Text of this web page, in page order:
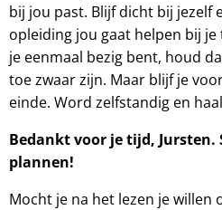
bij jou past. Blijf dicht bij jezelf
opleiding jou gaat helpen bij
je eenmaal bezig bent, houd
toe zwaar zijn. Maar blijf je
einde. Word zelfstandig en
Bedankt voor je tijd, Jursten.
plannen!
Mocht je na het lezen je